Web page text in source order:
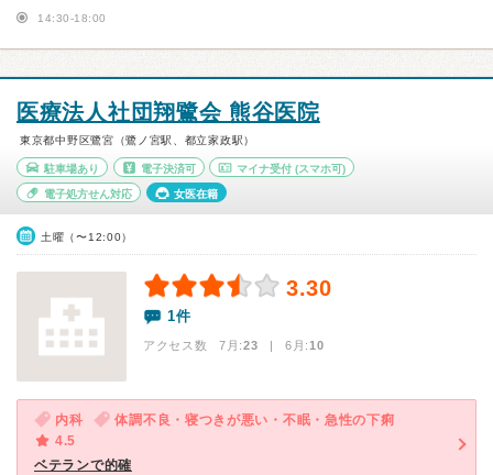
14:30-18:00
医療法人社団翔鷺会 熊谷医院
東京都中野区鷺宮（鷺ノ宮駅、都立家政駅）
駐車場あり 電子決済可 マイナ受付 (スマホ可)
電子処方せん対応 女医在籍
土曜（〜12:00）
3.30
1件
アクセス数 7月:23 | 6月:10
内科
体調不良・寝つきが悪い・不眠・急性の下痢
4.5
ベテランで的確